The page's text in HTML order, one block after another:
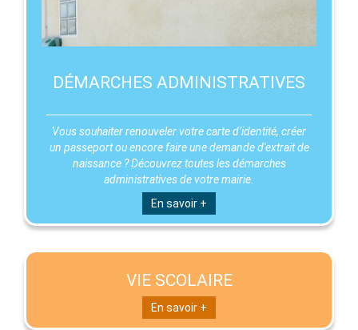
DÉMARCHES ADMINISTRATIVES
Vous souhaiter renouveler votre carte d’identité, créer
un passeport ou encore faire une demande d'extrait de
naissance ? Découvrez toutes les démarches
administratives de votre mairie.
En savoir +
VIE SCOLAIRE
En savoir +